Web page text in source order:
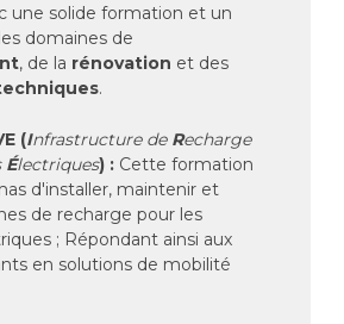
une solide formation et un
domaines de
, de la rénovation et des
.
(Infrastructure de Recharge
Électriques) : Cette formation
d'installer, maintenir et
de recharge pour les
; Répondant ainsi aux
en solutions de mobilité